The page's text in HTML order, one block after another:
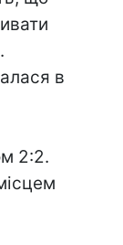
в
2:2.